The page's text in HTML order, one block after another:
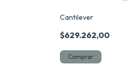
Cantilever
$629.262,00
Comprar